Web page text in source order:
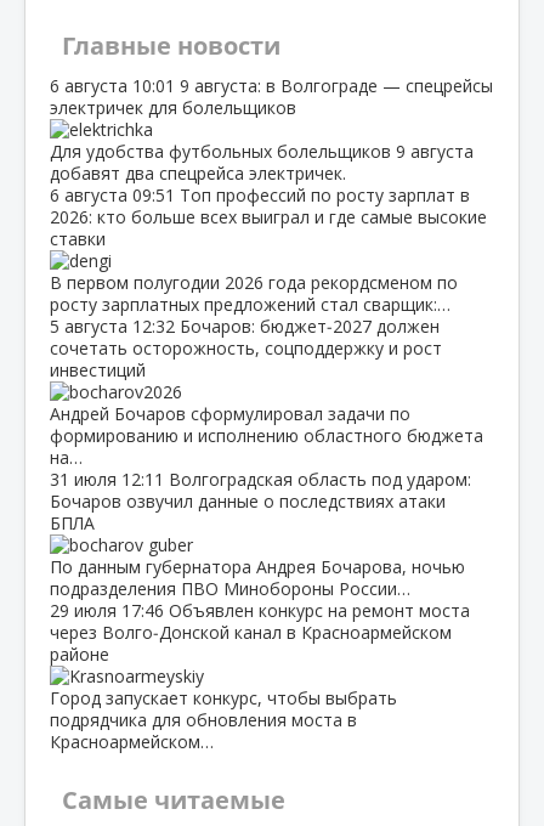
Главные новости
6 августа 10:01 9 августа: в Волгограде — спецрейсы
электричек для болельщиков
Для удобства футбольных болельщиков 9 августа
добавят два спецрейса электричек.
6 августа 09:51 Топ профессий по росту зарплат в
2026: кто больше всех выиграл и где самые высокие
ставки
В первом полугодии 2026 года рекордсменом по
росту зарплатных предложений стал сварщик:…
5 августа 12:32 Бочаров: бюджет‑2027 должен
сочетать осторожность, соцподдержку и рост
инвестиций
Андрей Бочаров сформулировал задачи по
формированию и исполнению областного бюджета
на…
31 июля 12:11 Волгоградская область под ударом:
Бочаров озвучил данные о последствиях атаки
БПЛА
По данным губернатора Андрея Бочарова, ночью
подразделения ПВО Минобороны России…
29 июля 17:46 Объявлен конкурс на ремонт моста
через Волго‑Донской канал в Красноармейском
районе
Город запускает конкурс, чтобы выбрать
подрядчика для обновления моста в
Красноармейском…
Самые читаемые